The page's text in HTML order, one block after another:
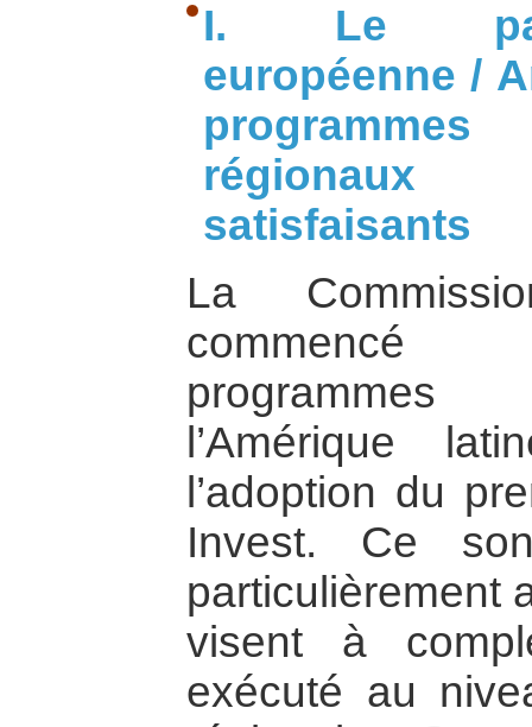
I. Le
européenne /
satisfaisants
La
commencé
l’Amérique
l’adoption du
Invest. Ce
particulièrement
visent à
exécuté au